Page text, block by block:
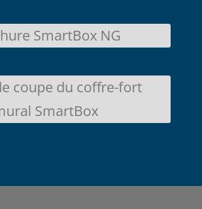
SmartBox NG
coupe du coffre-fort
SmartBox